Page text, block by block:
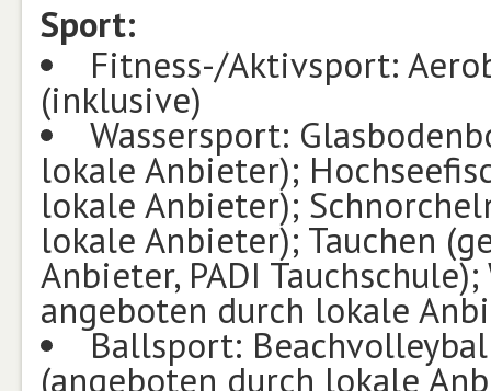
Sport:
Fitness-/Aktivsport:
(inklusive)
Wassersport:
lokale Anbieter);
lokale Anbieter);
lokale Anbieter); Tauchen
Anbieter, PADI
angeboten durch lokale
Ballsport:
(angeboten durch lokale